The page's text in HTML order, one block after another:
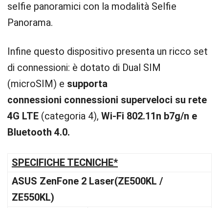
selfie panoramici con la modalità Selfie
Panorama.
Infine questo dispositivo presenta un ricco set
di connessioni: è dotato di Dual SIM
(microSIM) e supporta
connessioni connessioni superveloci su rete
4G LTE (categoria 4), Wi-Fi 802.11n b7g/n e
Bluetooth 4.0.
SPECIFICHE TECNICHE*
ASUS ZenFone 2 Laser(ZE500KL /
ZE550KL)